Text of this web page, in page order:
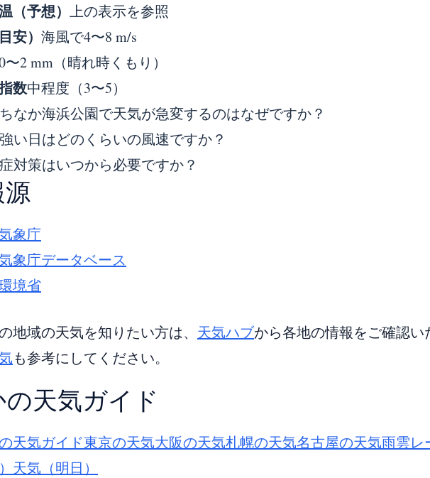
（予想） 上の表示を参照
安） 海風で4〜8 m/s
〜2 mm（晴れ時くもり）
数中程度（3〜5）
なか海浜公園で天気が急変するのはなぜですか？
い日はどのくらいの風速ですか？
対策はいつから必要ですか？
象庁
象庁データベース
境省
地域の天気を知りたい方は、 天気ハブから各地の情報をご確認い
も参考にしてください。
の天気ガイド
天気ガイド東京の天気大阪の天気札幌の天気名古屋の天気雨雲レ
天気（明日）